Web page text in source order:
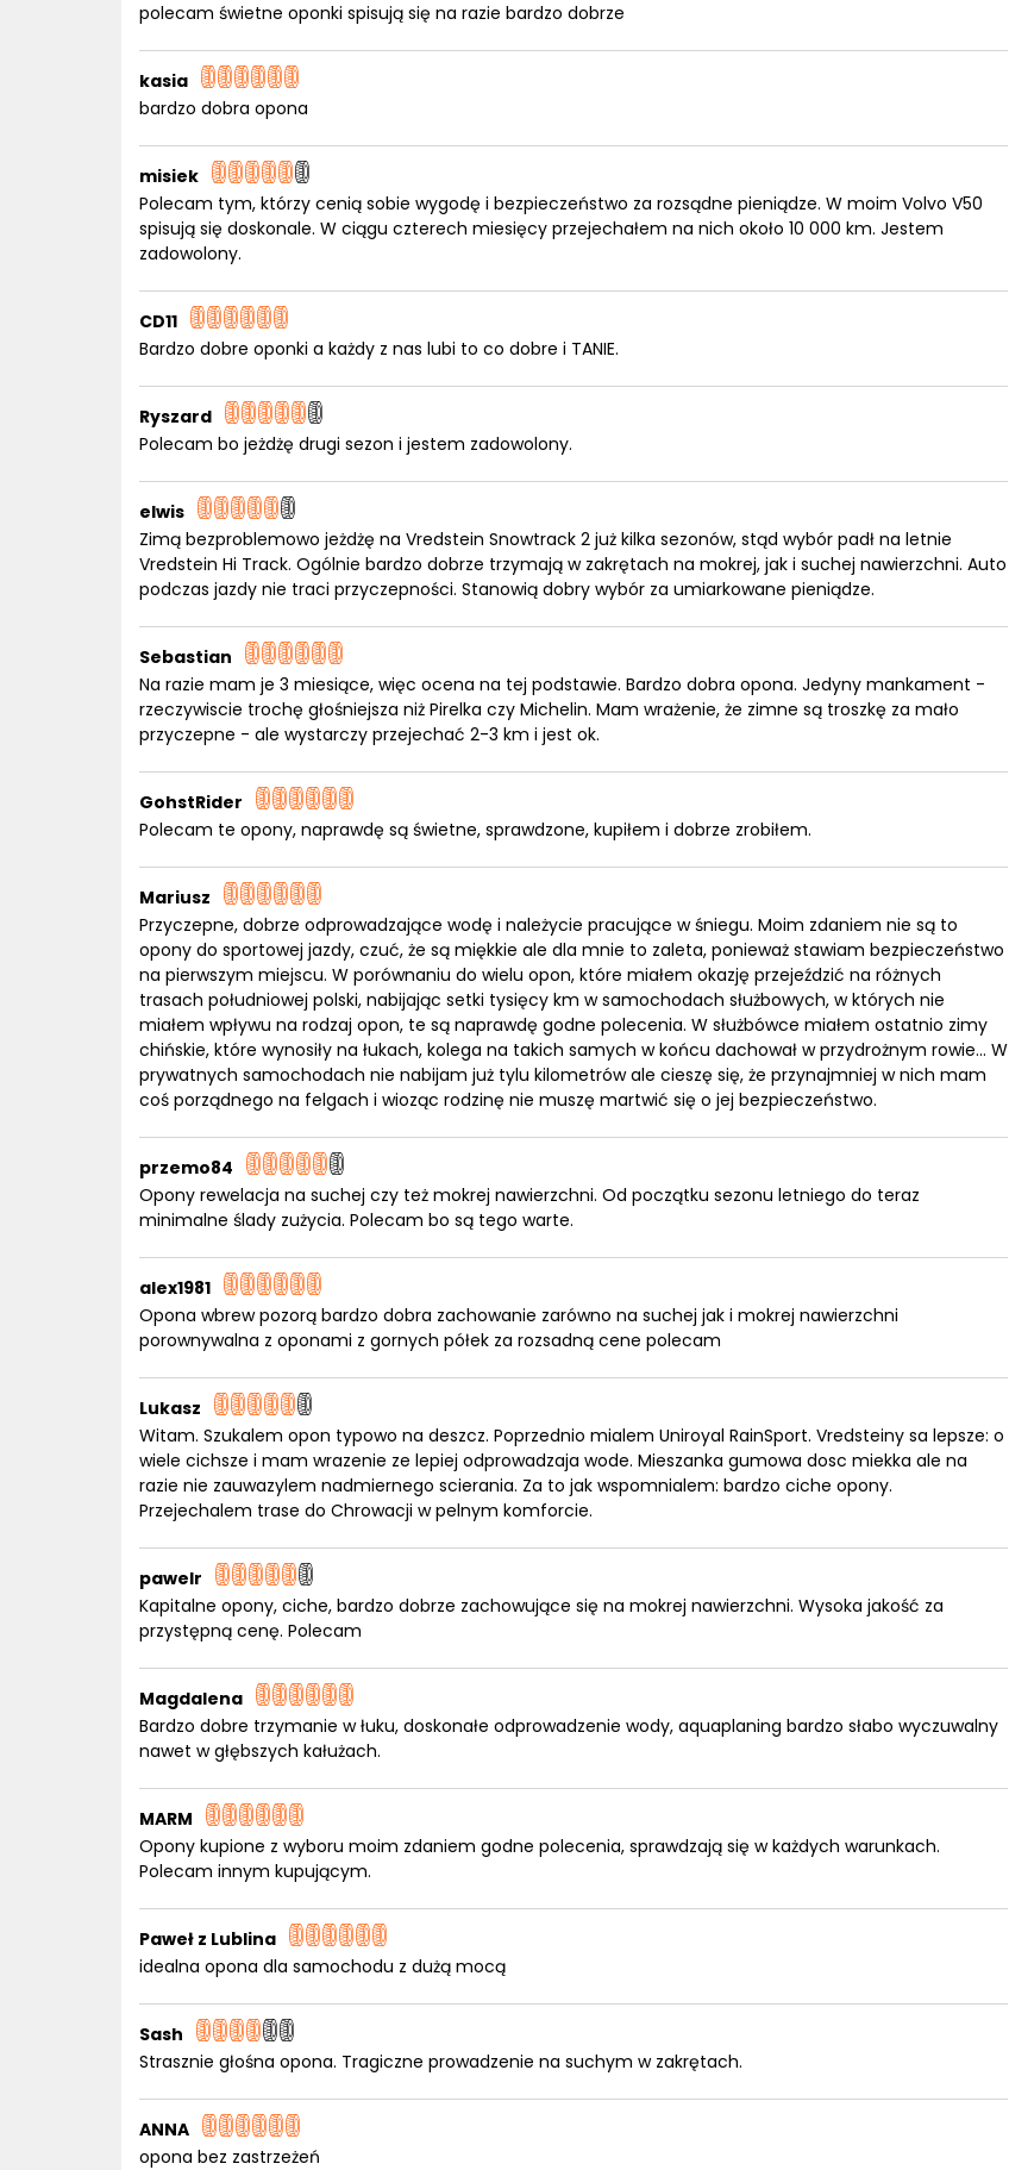
polecam świetne oponki spisują się na razie bardzo dobrze
kasia
bardzo dobra opona
misiek
Polecam tym, którzy cenią sobie wygodę i bezpieczeństwo za rozsądne pieniądze. W moim Volvo V50
spisują się doskonale. W ciągu czterech miesięcy przejechałem na nich około 10 000 km. Jestem
zadowolony.
CD11
Bardzo dobre oponki a każdy z nas lubi to co dobre i TANIE.
Ryszard
Polecam bo jeżdżę drugi sezon i jestem zadowolony.
elwis
Zimą bezproblemowo jeżdżę na Vredstein Snowtrack 2 już kilka sezonów, stąd wybór padł na letnie
Vredstein Hi Track. Ogólnie bardzo dobrze trzymają w zakrętach na mokrej, jak i suchej nawierzchni. Auto
podczas jazdy nie traci przyczepności. Stanowią dobry wybór za umiarkowane pieniądze.
Sebastian
Na razie mam je 3 miesiące, więc ocena na tej podstawie. Bardzo dobra opona. Jedyny mankament -
rzeczywiscie trochę głośniejsza niż Pirelka czy Michelin. Mam wrażenie, że zimne są troszkę za mało
przyczepne - ale wystarczy przejechać 2-3 km i jest ok.
GohstRider
Polecam te opony, naprawdę są świetne, sprawdzone, kupiłem i dobrze zrobiłem.
Mariusz
Przyczepne, dobrze odprowadzające wodę i należycie pracujące w śniegu. Moim zdaniem nie są to
opony do sportowej jazdy, czuć, że są miękkie ale dla mnie to zaleta, ponieważ stawiam bezpieczeństwo
na pierwszym miejscu. W porównaniu do wielu opon, które miałem okazję przejeździć na różnych
trasach południowej polski, nabijając setki tysięcy km w samochodach służbowych, w których nie
miałem wpływu na rodzaj opon, te są naprawdę godne polecenia. W służbówce miałem ostatnio zimy
chińskie, które wynosiły na łukach, kolega na takich samych w końcu dachował w przydrożnym rowie... W
prywatnych samochodach nie nabijam już tylu kilometrów ale cieszę się, że przynajmniej w nich mam
coś porządnego na felgach i wioząc rodzinę nie muszę martwić się o jej bezpieczeństwo.
przemo84
Opony rewelacja na suchej czy też mokrej nawierzchni. Od początku sezonu letniego do teraz
minimalne ślady zużycia. Polecam bo są tego warte.
alex1981
Opona wbrew pozorą bardzo dobra zachowanie zarówno na suchej jak i mokrej nawierzchni
porownywalna z oponami z gornych półek za rozsadną cene polecam
Lukasz
Witam. Szukalem opon typowo na deszcz. Poprzednio mialem Uniroyal RainSport. Vredsteiny sa lepsze: o
wiele cichsze i mam wrazenie ze lepiej odprowadzaja wode. Mieszanka gumowa dosc miekka ale na
razie nie zauwazylem nadmiernego scierania. Za to jak wspomnialem: bardzo ciche opony.
Przejechalem trase do Chrowacji w pelnym komforcie.
pawelr
Kapitalne opony, ciche, bardzo dobrze zachowujące się na mokrej nawierzchni. Wysoka jakość za
przystępną cenę. Polecam
Magdalena
Bardzo dobre trzymanie w łuku, doskonałe odprowadzenie wody, aquaplaning bardzo słabo wyczuwalny
nawet w głębszych kałużach.
MARM
Opony kupione z wyboru moim zdaniem godne polecenia, sprawdzają się w każdych warunkach.
Polecam innym kupującym.
Paweł z Lublina
idealna opona dla samochodu z dużą mocą
Sash
Strasznie głośna opona. Tragiczne prowadzenie na suchym w zakrętach.
ANNA
opona bez zastrzeżeń